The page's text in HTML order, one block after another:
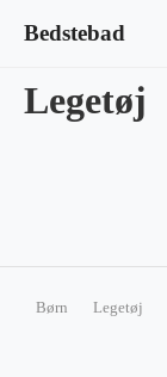
Bedstebad
Legetøj
Børn Legetøj